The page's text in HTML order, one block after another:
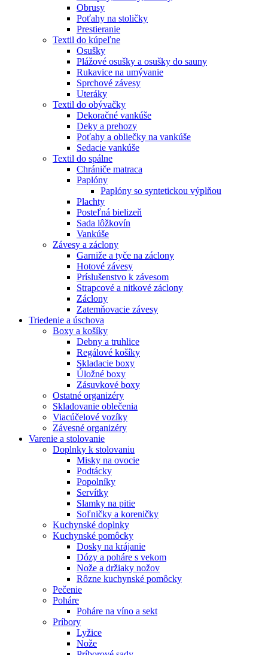
Obrusy
Poťahy na stoličky
Prestieranie
Textil do kúpeľne
Osušky
Plážové osušky a osušky do sauny
Rukavice na umývanie
Sprchové závesy
Uteráky
Textil do obývačky
Dekoračné vankúše
Deky a prehozy
Poťahy a obliečky na vankúše
Sedacie vankúše
Textil do spálne
Chrániče matraca
Paplóny
Paplóny so syntetickou výplňou
Plachty
Posteľná bielizeň
Sada lôžkovín
Vankúše
Závesy a záclony
Garniže a tyče na záclony
Hotové závesy
Príslušenstvo k závesom
Strapcové a nitkové záclony
Záclony
Zatemňovacie závesy
Triedenie a úschova
Boxy a košíky
Debny a truhlice
Regálové košíky
Skladacie boxy
Úložné boxy
Zásuvkové boxy
Ostatné organizéry
Skladovanie oblečenia
Viacúčelové vozíky
Závesné organizéry
Varenie a stolovanie
Doplnky k stolovaniu
Misky na ovocie
Podtácky
Popolníky
Servítky
Slamky na pitie
Soľničky a koreničky
Kuchynské doplnky
Kuchynské pomôcky
Dosky na krájanie
Dózy a poháre s vekom
Nože a držiaky nožov
Rôzne kuchynské pomôcky
Pečenie
Poháre
Poháre na víno a sekt
Príbory
Lyžice
Nože